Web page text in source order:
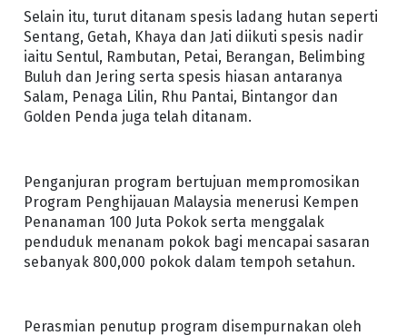
Selain itu, turut ditanam spesis ladang hutan seperti
Sentang, Getah, Khaya dan Jati diikuti spesis nadir
iaitu Sentul, Rambutan, Petai, Berangan, Belimbing
Buluh dan Jering serta spesis hiasan antaranya
Salam, Penaga Lilin, Rhu Pantai, Bintangor dan
Golden Penda juga telah ditanam.
Penganjuran program bertujuan mempromosikan
Program Penghijauan Malaysia menerusi Kempen
Penanaman 100 Juta Pokok serta menggalak
penduduk menanam pokok bagi mencapai sasaran
sebanyak 800,000 pokok dalam tempoh setahun.
Perasmian penutup program disempurnakan oleh